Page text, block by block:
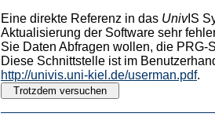
Eine direkte Referenz in das UnivIS
Aktualisierung der Software sehr
Sie Daten Abfragen wollen, die PRG-
Diese Schnittstelle ist im
http://univis.uni-kiel.de/userman.pdf.